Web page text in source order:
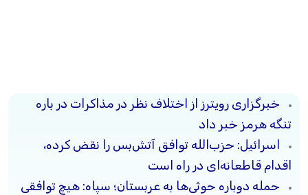
خبرگزاری رویترز از اختلاف نظر در مذاکرات در باره
تنگه هرمز خبر داد
اسرائیل: حزب‌الله توافق آتش‌بس را نقض کرده،
اقدام قاطعانه‌ای در راه است
حمله دوباره حوثی‌ها به عربستان؛ سپاه: هیچ توافقی